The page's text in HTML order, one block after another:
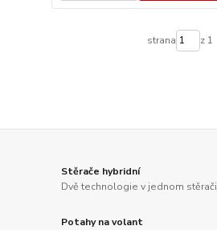
strana z 1
Stěrače hybridní
Dvě technologie v jednom stěrači
Potahy na volant